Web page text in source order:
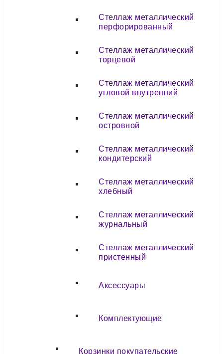
Стеллаж металлический
перфорированный
Стеллаж металлический
торцевой
Стеллаж металлический
угловой внутренний
Стеллаж металлический
островной
Стеллаж металлический
кондитерский
Стеллаж металлический
хлебный
Стеллаж металлический
журнальный
Стеллаж металлический
пристенный
Аксессуары
Комплектующие
Корзинки покупательские